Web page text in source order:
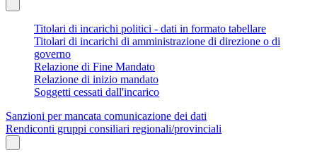
Titolari di incarichi politici - dati in formato tabellare
Titolari di incarichi di amministrazione di direzione o di
governo
Relazione di Fine Mandato
Relazione di inizio mandato
Soggetti cessati dall'incarico
Sanzioni per mancata comunicazione dei dati
Rendiconti gruppi consiliari regionali/provinciali